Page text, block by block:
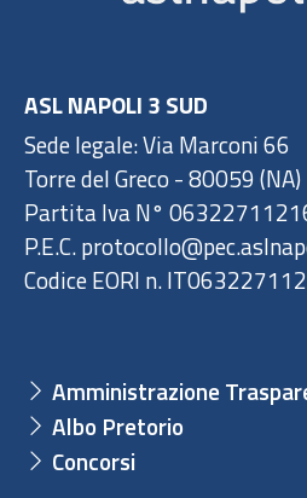
ASL NAPOLI 3 SUD
Sede legale: Via Marconi 66
Torre del Greco - 80059 (NA)
Partita Iva N°
P.E.C.
Codice EORI n.
Amministrazione
Albo Pretorio
Concorsi